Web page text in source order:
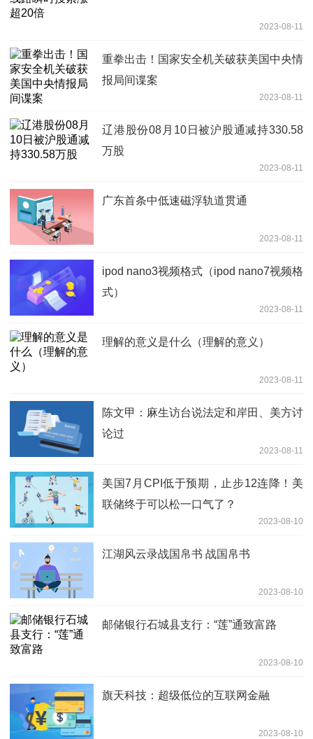
2023-08-11
重拳出击！国家安全机关破获美国中央情
报局间谍案
2023-08-11
辽港股份08月10日被沪股通减持330.58
万股
2023-08-11
广东首条中低速磁浮轨道贯通
2023-08-11
ipod nano3视频格式（ipod nano7视频格
式）
2023-08-11
理解的意义是什么（理解的意义）
2023-08-11
陈文甲：麻生访台说法定和岸田、美方讨
论过
2023-08-11
美国7月CPI低于预期，止步12连降！美
联储终于可以松一口气了？
2023-08-10
江湖风云录战国帛书 战国帛书
2023-08-10
邮储银行石城县支行：“莲”通致富路
2023-08-10
旗天科技：超级低位的互联网金融
2023-08-10